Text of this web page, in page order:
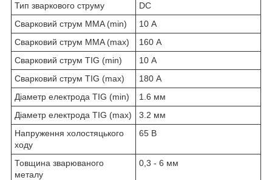
Тип зваркового струму
DC
Сварковий струм MMA (min)
10 А
Сварковий струм MMA (max)
160 А
Сварковий струм TIG (min)
10 А
Сварковий струм TIG (max)
180 А
Діаметр електрода TIG (min)
1.6 мм
Діаметр електрода TIG (max)
3.2 мм
Напруження холостяцького
ходу
65 В
Товщина зварюваного
металу
0,3 - 6 мм